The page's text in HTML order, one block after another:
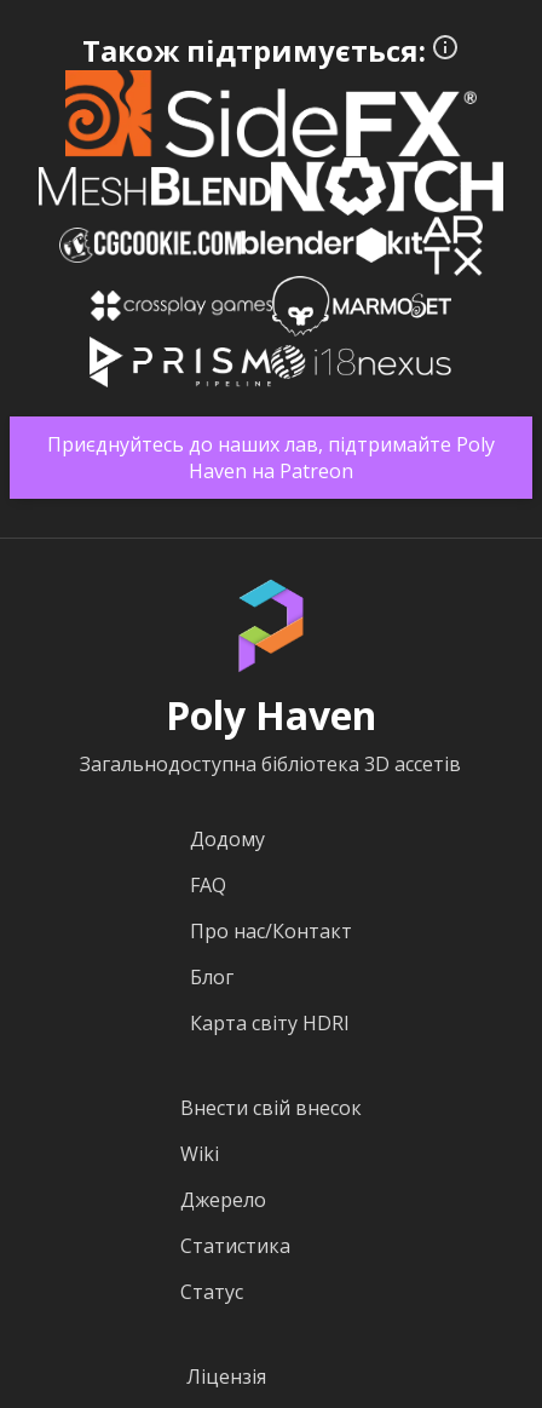
Також підтримується:
Приєднуйтесь до наших лав, підтримайте Poly
Haven на Patreon
Poly Haven
Загальнодоступна бібліотека 3D ассетів
Додому
FAQ
Про нас/Контакт
Блог
Карта світу HDRI
Внести свій внесок
Wiki
Джерело
Статистика
Статус
Ліцензія